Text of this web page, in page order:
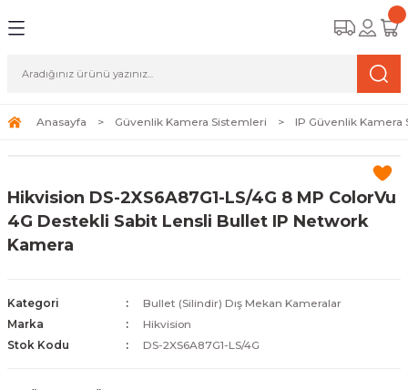
Sistemleri
Sistemleri (Network Kameraları)
ve Depolama Çözümleri
ve Bağlantı Kabloları
Kamera Lisansları
Güvenlik
Duvarı) Cihazları
Ağ Yönlendiricileri
Fi) ve Access Point Ürünleri
Antivirüs Yazılımları
ve Depolama Ürünleri
SSD
Kurtarma
Merkezi Altyapısı
Anasayfa Güvenlik Kamera Sistemleri IP Güvenlik Kamera
Hikvision DS-2XS6A87G1-LS/4G 8 MP ColorVu
4G Destekli Sabit Lensli Bullet IP Network
Kamera
Kategori
Bullet (Silindir) Dış Mekan Kameralar
Marka
Hikvision
Stok Kodu
DS-2XS6A87G1-LS/4G